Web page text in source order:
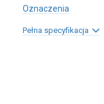
Oznaczenia
Pełna specyfikacja